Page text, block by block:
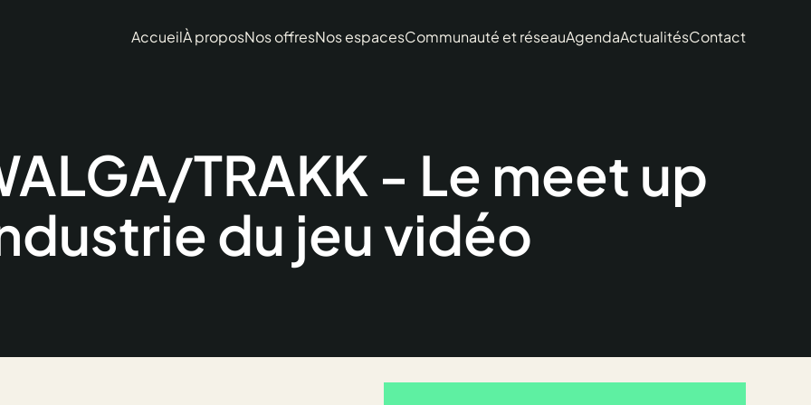
AccueilÀ proposNos offresNos espacesCommunauté et réseauAgendaActualitésContact
TRAKK - Le meet up
du jeu vidéo